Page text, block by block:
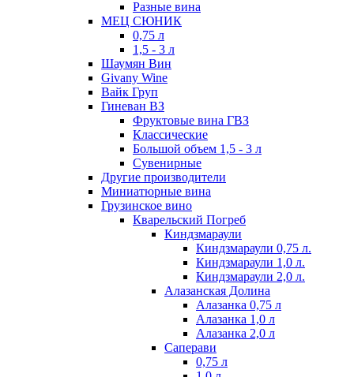
Разные вина
МЕЦ СЮНИК
0,75 л
1,5 - 3 л
Шаумян Вин
Givany Wine
Вайк Груп
Гиневан ВЗ
Фруктовые вина ГВЗ
Классические
Большой объем 1,5 - 3 л
Сувенирные
Другие производители
Миниатюрные вина
Грузинское вино
Кварельский Погреб
Киндзмараули
Киндзмараули 0,75 л.
Киндзмараули 1,0 л.
Киндзмараули 2,0 л.
Алазанская Долина
Алазанка 0,75 л
Алазанка 1,0 л
Алазанка 2,0 л
Саперави
0,75 л